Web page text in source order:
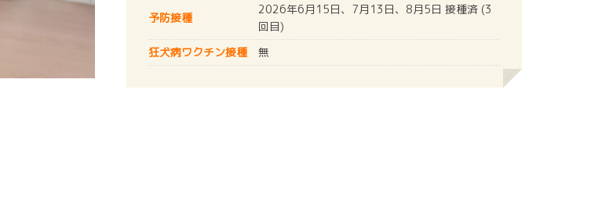
予防接種
2026年6月15日、7月13日、8月5日 接種済 (3
回目)
狂犬病ワクチン接種 無